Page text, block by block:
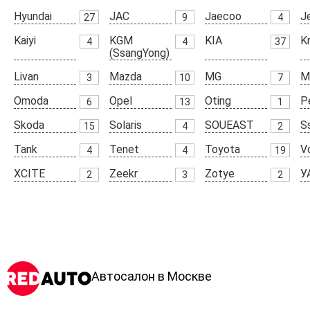
Hyundai
27 JAC 9 Jaecoo 4
Kaiyi
4
KGM
(SsangYong)
4 KIA 37
Livan 3 Mazda 10 MG 7
Omoda
6 Opel 13 Oting 1
Skoda
15 Solaris 4 SOUEAST 2
Tank
4 Tenet 4 Toyota 19
XCITE
2 Zeekr 3 Zotye 2
Автосалон в Москве